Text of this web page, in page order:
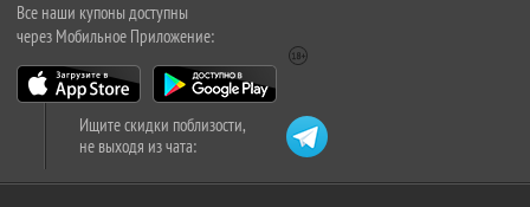
Все наши купоны доступны
через Мобильное Приложение:
Ищите скидки поблизости,
не выходя из чата: